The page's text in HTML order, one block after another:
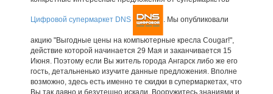
Цифровой супермаркет DNS . Мы опубликовали
акцию "Выгодные цены на компьютерные кресла Cougar!",
действие которой начинается 29 Мая и заканчивается 15
Июня. Поэтому если Вы житель города Ангарск либо же его
гость, детальненько изучите данные предложения. Вполне
возможно, здесь есть именно те скидки в супермаркетах, что
Вы так давно и безутешно искали. Вооружитесь знаниями и